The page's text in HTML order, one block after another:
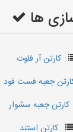
ها
کارتن آر فلوت
جعبه فست فود
کارتن جعبه سشوار
کارتن استند